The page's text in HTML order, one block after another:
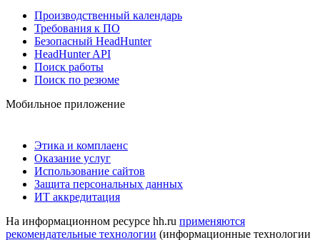
Производственный календарь
Требования к ПО
Безопасный HeadHunter
HeadHunter API
Поиск работы
Поиск по резюме
Мобильное приложение
Этика и комплаенс
Оказание услуг
Использование сайтов
Защита персональных данных
ИТ аккредитация
На информационном ресурсе hh.ru применяются
рекомендательные технологии (информационные технологии